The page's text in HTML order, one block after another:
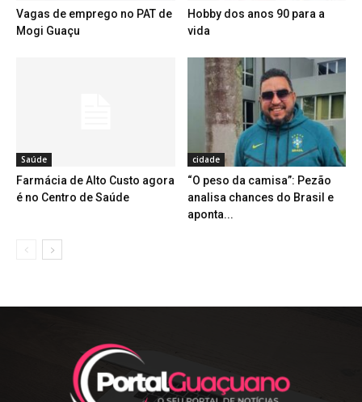
Vagas de emprego no PAT de
Mogi Guaçu
Hobby dos anos 90 para a
vida
Saúde
Farmácia de Alto Custo agora
é no Centro de Saúde
cidade
“O peso da camisa”: Pezão
analisa chances do Brasil e
aponta...